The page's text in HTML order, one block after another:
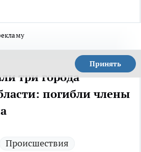
Принять
три города
погибли члены
Происшествия